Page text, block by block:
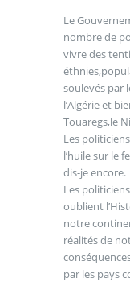
Le
nombre de
vivre des
soulevés par
l’Algérie et
Touaregs,le
Les
l’huile sur le
dis-je encore.
Les
oublient
notre
réalités de
par les pays